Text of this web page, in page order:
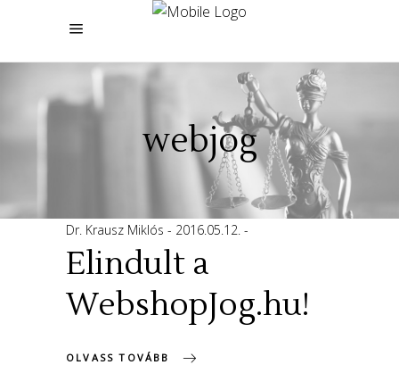
webjog
Dr. Krausz Miklós 2016.05.12.
Elindult a
WebshopJog.hu!
OLVASS TOVÁBB